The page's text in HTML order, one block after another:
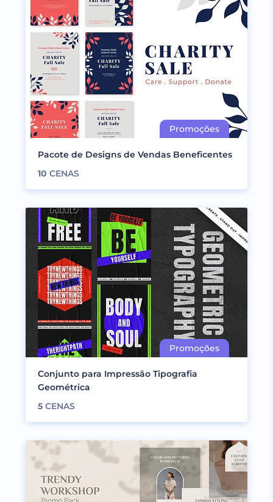
Pacote de Designs de Vendas Beneficentes
10 CENAS
Conjunto para Impressão Tipografia
Geométrica
5 CENAS